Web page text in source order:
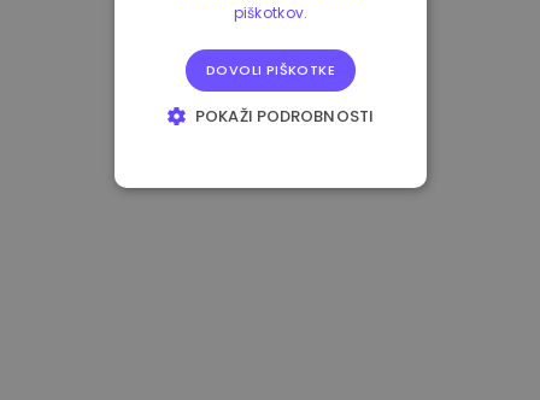
piškotkov.
DOVOLI PIŠKOTKE
POKAŽI PODROBNOSTI